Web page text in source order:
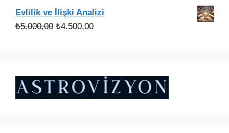
fiyat:
₺5.500,00.
andaki
fiyat:
Evlilik ve İlişki Analizi
₺5.000,00 Orijinal
₺4.500,00Şu